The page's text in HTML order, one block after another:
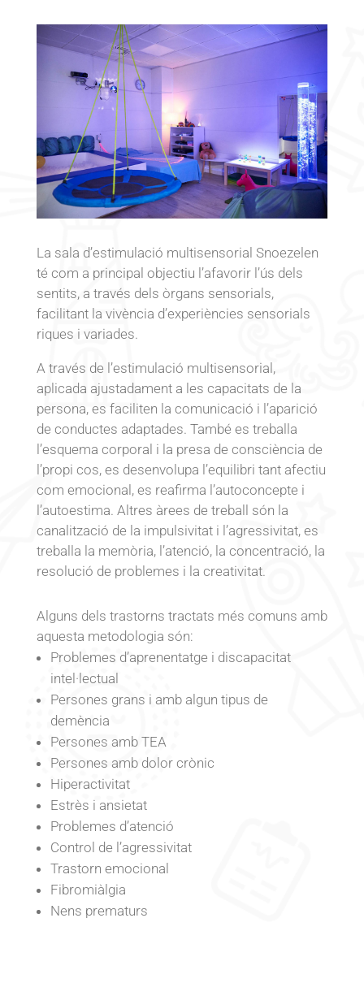
La sala d’estimulació multisensorial Snoezelen
té com a principal objectiu l’afavorir l’ús dels
sentits, a través dels òrgans sensorials,
facilitant la vivència d’experiències sensorials
riques i variades.
A través de l’estimulació multisensorial,
aplicada ajustadament a les capacitats de la
persona, es faciliten la comunicació i l’aparició
de conductes adaptades. També es treballa
l’esquema corporal i la presa de consciència de
l’propi cos, es desenvolupa l’equilibri tant afectiu
com emocional, es reafirma l’autoconcepte i
l’autoestima. Altres àrees de treball són la
canalització de la impulsivitat i l’agressivitat, es
treballa la memòria, l’atenció, la concentració, la
resolució de problemes i la creativitat.
Alguns dels trastorns tractats més comuns amb
aquesta metodologia són:
Problemes d’aprenentatge i discapacitat
intel·lectual
Persones grans i amb algun tipus de
demència
Persones amb TEA
Persones amb dolor crònic
Hiperactivitat
Estrès i ansietat
Problemes d’atenció
Control de l’agressivitat
Trastorn emocional
Fibromiàlgia
Nens prematurs